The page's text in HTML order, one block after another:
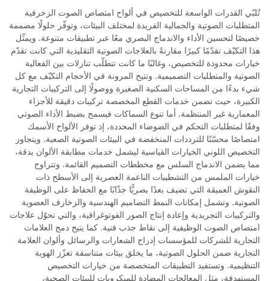
تُلبّي القدرات الواسعة للتخصيص في ألواح امتصاص الصوت الزخرفية
المتطلبات الصوتية والجمالية الفريدة لمختلف البيئات، وتوفّر حلولًا مصممة
خصيصًا لتحسين الأداء والاندماج البصري معًا عبر تطبيقات متنوعة. ويمثّل
هذا التكيّف تقدّمًا كبيرًا مقارنةً بالعلاجات الصوتية التقليدية التي كانت تقدّم
خيارات محدودة للتخصيص، وغالبًا ما كانت تتطلّب تنازلات بين الفعالية
الصوتية والمتطلبات التصميمية. وتتيح المرونة في الأحجام التكيّف مع كل
شيء بدءًا من المساحات السكنية الصغيرة ووصولًا إلى التركيبات التجارية
الكبيرة، حيث تضمن خدمات القطع المخصصة تركيبات دقيقة للأجزاء
المعمارية غير المنتظمة. أما تنوع السماكات فيسمح بضبط الأداء الصوتي
وفقًا لمتطلبات التحكم في الضوضاء المحددة، إذ توفر الألواح الأسمك
امتصاصًا محسّنًا للترددات المنخفضة في البيئات الصوتية الصعبة. ويتجاوز
التخصيص اللوني الخيارات القياسية ليشمل خدمات مطابقة الألوان بدقة،
مما يضمن الاندماج السلس مع مخططات التصميم القائمة. وتتراوح
خيارات الملمس من التشطيبات الناعمة العصرية إلى الأسطح ذات
النقوش العميقة التي تضيف بعدًا بصريًّا جذّابًا مع الحفاظ على الوظيفة
الصوتية. وتشمل إمكانات النمط التصاميم الهندسية والزخارف العضوية
والتركيبات التجريدية وإعادة إنتاج الصور الفوتوغرافية، والتي تحوّل علاجات
امتصاص الصوت الوظيفية إلى نقاط جذب فنية. كما يتيح دمج العلامات
التجارية للشركات للمؤسسات إدراج الشعارات والرسائل وألوان العلامة
التجارية ضمن الحلول الصوتية، ما يخلق بيئات متناسقة تعزّز الهوية
التنظيمية. وتستفيد التطبيقات المتخصصة من خيارات التخصيص
المستهدفة، مثل المعالجات المضادة للميكروبات للبيئات الصحية،